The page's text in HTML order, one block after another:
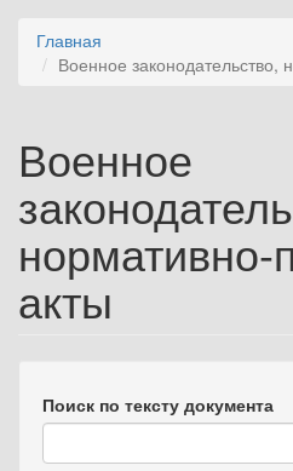
Главная
Военное законодательство,
Военное
акты
Поиск по тексту документа